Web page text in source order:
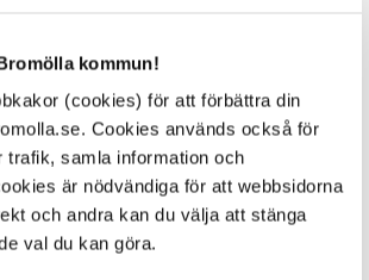
kommun!
(cookies) för att förbättra din
Cookies används också för
trafik, samla information och
är nödvändiga för att webbsidorna
och andra kan du välja att stänga
val du kan göra.
sjukdom, ålder eller
inte själv kan ta dig till en röstnings-
har någon som kan vara bud åt dig,
ambulerande röstmottagare.
valkansli på telefonnummer 0456-
21 72 för att boka en tid då
hem till dig. Din röst görs i
sätt som en förtidsröst i en lokal för